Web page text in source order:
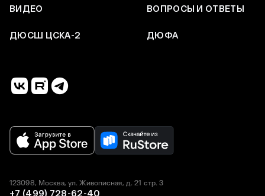
ВИДЕО ВОПРОСЫ И ОТВЕТЫ
ДЮСШ ЦСКА-2 ДЮФА
123098, Москва, ул. Живописная, д. 21 стр. 3
+7 (499) 728-62-40